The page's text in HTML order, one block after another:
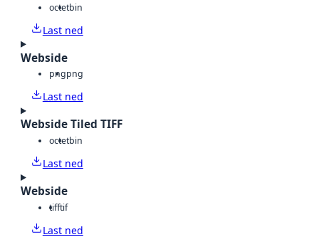
octetbin
Last ned
Webside
pngpng
Last ned
Webside Tiled TIFF
octetbin
Last ned
Webside
tifftif
Last ned